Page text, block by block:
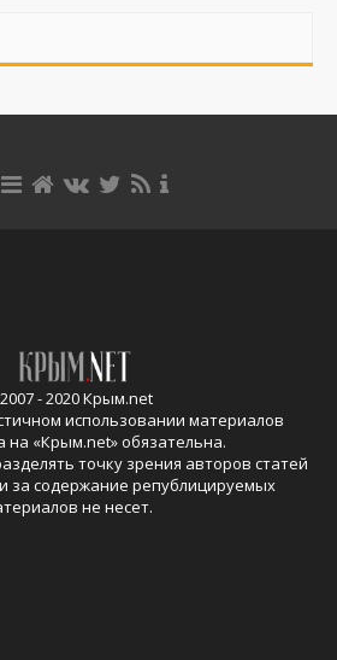
- 2020 Крым.net
использовании материалов
на «Крым.net» обязательна.
точку зрения авторов статей
за содержание републицируемых
не несет.